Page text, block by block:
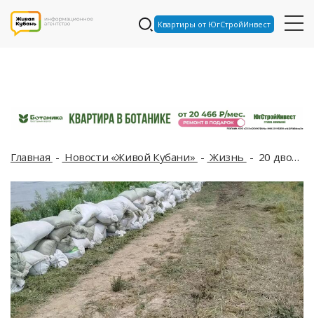
Квартиры от ЮгСтройИнвест
Главная Новости «Живой Кубани» Жизнь 20 дворов затопило в Краснодаре из-за сильных ливней